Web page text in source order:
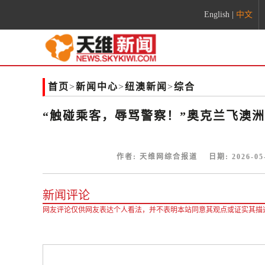
English 中文
首页>新闻中心>纽澳新闻 >综合
“触碰乘客，辱骂警察！”奥克兰飞澳
作者: 天维网综合报道 日期: 2026-
新闻评论
网友评论仅供网友表达个人看法，并不表明本站同意其观点或证实其描